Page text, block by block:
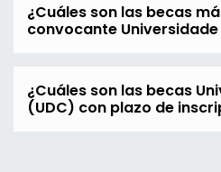
¿Cuáles son las becas
convocante
¿Cuáles son las becas
(UDC) con plazo de